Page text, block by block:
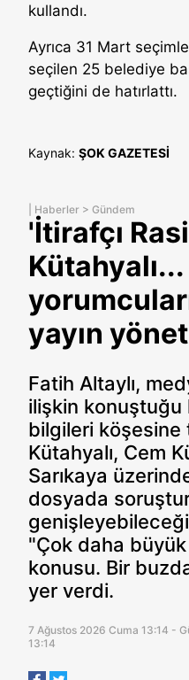
kullandı.
Ayrıca 31 Mart
seçilen 25 belediye
geçtiğini de hatırlattı.
Kaynak: ŞOK GAZETESİ
Haberler > Gündem
'İtirafçı
yayın
Fatih Altaylı,
ilişkin konuştuğu
bilgileri köşesine
Kütahyalı, Cem
Sarıkaya
dosyada
"Çok daha
konusu. Bir
yer verdi.
7 Ağustos 2026 Cuma 13:14 -
13:14